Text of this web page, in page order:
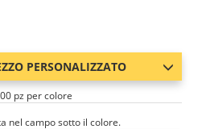
PERSONALIZZATO
pz per colore
nel campo sotto il colore.